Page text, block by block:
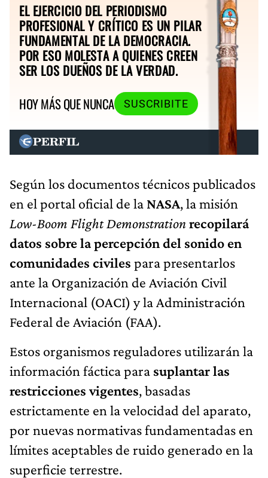
EL EJERCICIO DEL PERIODISMO
PROFESIONAL Y CRÍTICO ES UN PILAR
FUNDAMENTAL DE LA DEMOCRACIA.
POR ESO MOLESTA A QUIENES CREEN
SER LOS DUEÑOS DE LA VERDAD.
HOY MÁS QUE NUNCA
SUSCRIBITE
Según los documentos técnicos publicados
en el portal oficial de la NASA, la misión
Low-Boom Flight Demonstrationrecopilará
datos sobre la percepción del sonido en
comunidades civiles para presentarlos
ante la Organización de Aviación Civil
Internacional (OACI) y la Administración
Federal de Aviación (FAA).
Estos organismos reguladores utilizarán la
información fáctica para suplantar las
restricciones vigentes, basadas
estrictamente en la velocidad del aparato,
por nuevas normativas fundamentadas en
límites aceptables de ruido generado en la
superficie terrestre.